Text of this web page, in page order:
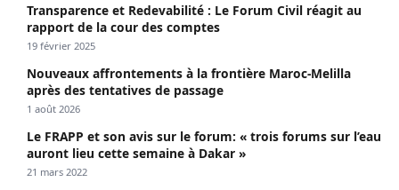
Transparence et Redevabilité : Le Forum Civil réagit au
rapport de la cour des comptes
19 février 2025
Nouveaux affrontements à la frontière Maroc-Melilla
après des tentatives de passage
1 août 2026
Le FRAPP et son avis sur le forum: « trois forums sur l’eau
auront lieu cette semaine à Dakar »
21 mars 2022